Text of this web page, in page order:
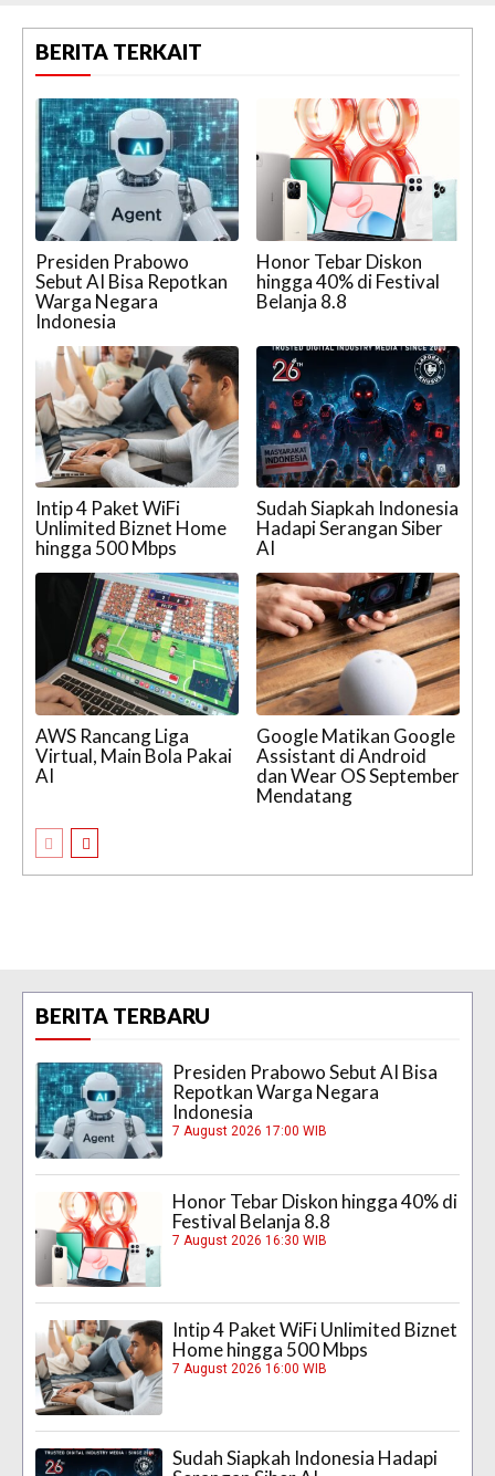
BERITA TERKAIT
Presiden Prabowo
Sebut AI Bisa Repotkan
Warga Negara
Indonesia
Honor Tebar Diskon
hingga 40% di Festival
Belanja 8.8
Intip 4 Paket WiFi
Unlimited Biznet Home
hingga 500 Mbps
Sudah Siapkah Indonesia
Hadapi Serangan Siber
AI
AWS Rancang Liga
Virtual, Main Bola Pakai
AI
Google Matikan Google
Assistant di Android
dan Wear OS September
Mendatang
BERITA TERBARU
Presiden Prabowo Sebut AI Bisa
Repotkan Warga Negara
Indonesia
7 August 2026 17:00 WIB
Honor Tebar Diskon hingga 40% di
Festival Belanja 8.8
7 August 2026 16:30 WIB
Intip 4 Paket WiFi Unlimited Biznet
Home hingga 500 Mbps
7 August 2026 16:00 WIB
Sudah Siapkah Indonesia Hadapi